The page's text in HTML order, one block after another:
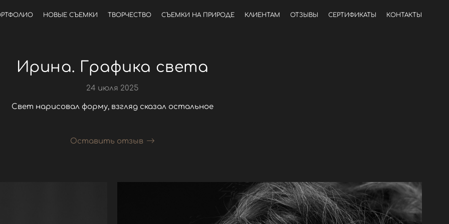
НОВЫЕ СЪЕМКИ ТВОРЧЕСТВО СЪЕМКИ НА ПРИРОДЕ КЛИЕНТАМ ОТЗЫВЫ СЕРТИФИКАТЫ КОНТАКТЫ
Ирина. Графика света
24 июля 2025
Свет нарисовал форму, взгляд сказал остальное
Оставить отзыв